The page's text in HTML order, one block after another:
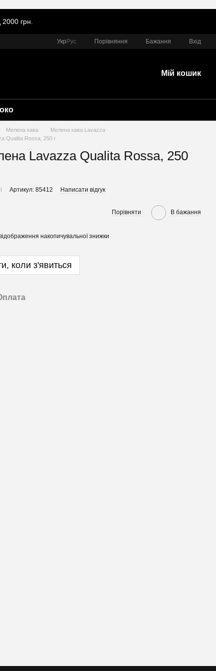
грн.
Укр Рус Порівняння Бажання Вхід
Мій кошик
Мелена кава
Мелена кава Lavazza
Qualita Rossa, 250 г
Lavazza Qualita Rossa, 250
Артикул: 85412 Написати відгук
Порівняти В бажання
накопичувальної знижки
коли з'явиться